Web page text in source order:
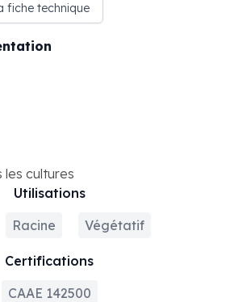
fiche technique
les cultures
Utilisations
Racine Végétatif
Certifications
CAAE 142500